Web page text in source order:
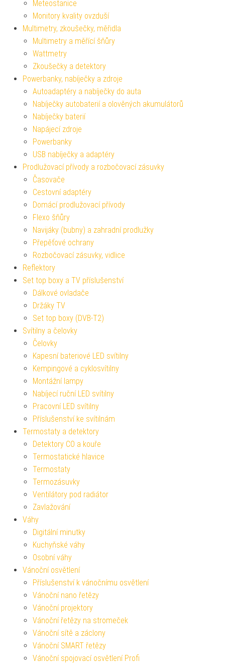
Meteostanice
Monitory kvality ovzduší
Multimetry, zkoušečky, měřidla
Multimetry a měřící šňůry
Wattmetry
Zkoušečky a detektory
Powerbanky, nabíječky a zdroje
Autoadaptéry a nabíječky do auta
Nabíječky autobaterií a olověných akumulátorů
Nabíječky baterií
Napájecí zdroje
Powerbanky
USB nabíječky a adaptéry
Prodlužovací přívody a rozbočovací zásuvky
Časovače
Cestovní adaptéry
Domácí prodlužovací přívody
Flexo šňůry
Navijáky (bubny) a zahradní prodlužky
Přepěťové ochrany
Rozbočovací zásuvky, vidlice
Reflektory
Set top boxy a TV příslušenství
Dálkové ovladače
Držáky TV
Set top boxy (DVB-T2)
Svítilny a čelovky
Čelovky
Kapesní bateriové LED svítilny
Kempingové a cyklosvítilny
Montážní lampy
Nabíjecí ruční LED svítilny
Pracovní LED svítilny
Příslušenství ke svítilnám
Termostaty a detektory
Detektory CO a kouře
Termostatické hlavice
Termostaty
Termozásuvky
Ventilátory pod radiátor
Zavlažování
Váhy
Digitální minutky
Kuchyňské váhy
Osobní váhy
Vánoční osvětlení
Příslušenství k vánočnímu osvětlení
Vánoční nano řetězy
Vánoční projektory
Vánoční řetězy na stromeček
Vánoční sítě a záclony
Vánoční SMART řetězy
Vánoční spojovací osvětlení Profi